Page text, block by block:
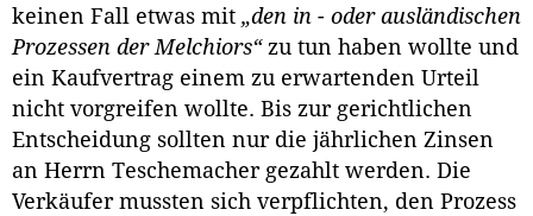
keinen Fall etwas mit „den in - oder ausländischen
Prozessen der Melchiors“ zu tun haben wollte und
ein Kaufvertrag einem zu erwartenden Urteil
nicht vorgreifen wollte. Bis zur gerichtlichen
Entscheidung sollten nur die jährlichen Zinsen
an Herrn Teschemacher gezahlt werden. Die
Verkäufer mussten sich verpflichten, den Prozess